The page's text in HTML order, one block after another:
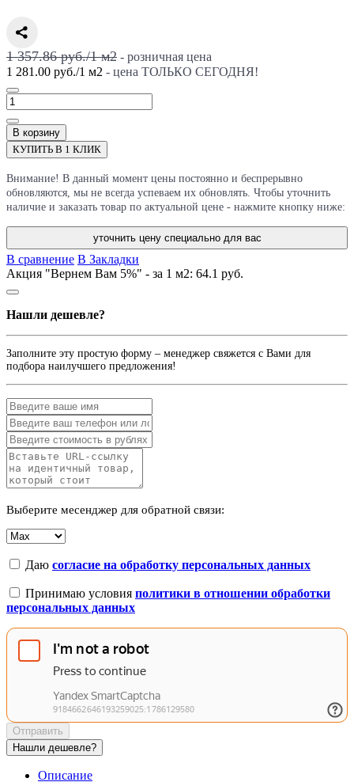
1 357.86 руб./1м2 - розничная цена
1 281.00 руб./1 м2 - цена ТОЛЬКО СЕГОДНЯ!
В корзину
КУПИТЬ В 1 КЛИК
Внимание! В данный момент цены постоянно и беспрерывно
обновляются, мы не всегда успеваем их обновлять. Чтобы уточнить
наличие и заказать товар по актуальной цене - нажмите кнопку ниже:
уточнить цену специально для вас
В сравнение В Закладки
Акция "Вернем Вам 5%" - за 1 м2: 64.1 руб.
Нашли дешевле?
Заполните эту простую форму – менеджер свяжется с Вами для
подбора наилучшего предложения!
Выберите месенджер для обратной связи:
Даю согласие на обработку персональных данных
Принимаю условия политики в отношении обработки
персональных данных
Отправить
Нашли дешевле?
Описание